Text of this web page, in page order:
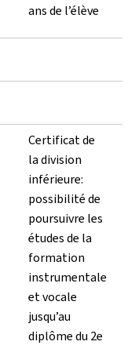
ans de l’élève
Certificat de
la division
inférieure:
possibilité de
poursuivre les
études de la
formation
instrumentale
et vocale
jusqu’au
diplôme du 2e